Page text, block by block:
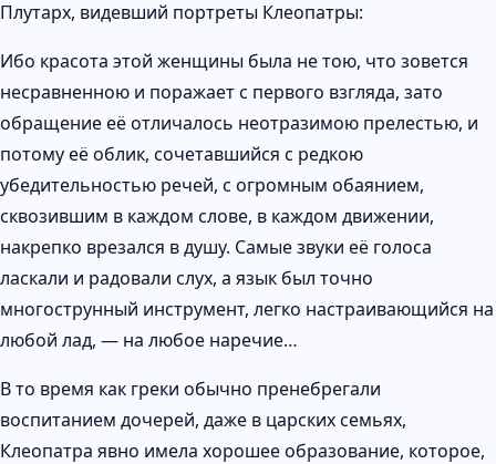
Плутарх, видевший портреты Клеопатры:
Ибо красота этой женщины была не тою, что зовется
несравненною и поражает с первого взгляда, зато
обращение её отличалось неотразимою прелестью, и
потому её облик, сочетавшийся с редкою
убедительностью речей, с огромным обаянием,
сквозившим в каждом слове, в каждом движении,
накрепко врезался в душу. Самые звуки её голоса
ласкали и радовали слух, а язык был точно
многострунный инструмент, легко настраивающийся на
любой лад, — на любое наречие…
В то время как греки обычно пренебрегали
воспитанием дочерей, даже в царских семьях,
Клеопатра явно имела хорошее образование, которое,